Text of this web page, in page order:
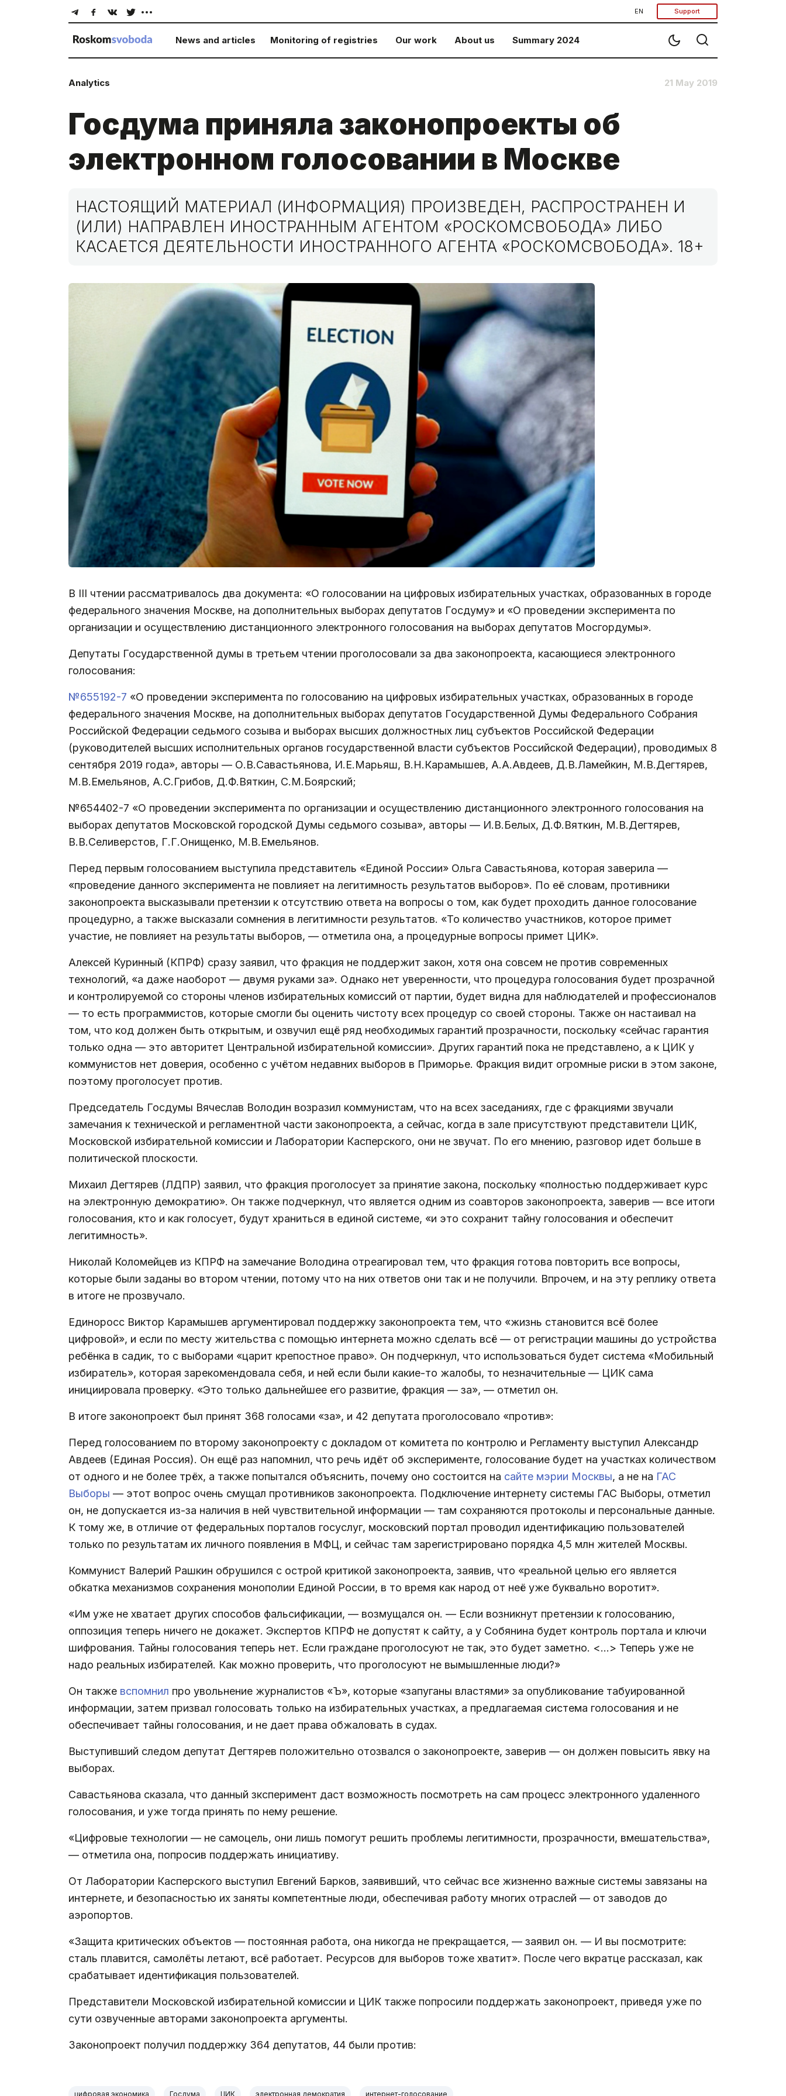
EN Support
News and articles Monitoring of registries Our work About us Summary 2024
Analytics 21 May 2019
Госдума приняла законопроекты об
электронном голосовании в Москве
НАСТОЯЩИЙ МАТЕРИАЛ (ИНФОРМАЦИЯ) ПРОИЗВЕДЕН, РАСПРОСТРАНЕН И
(ИЛИ) НАПРАВЛЕН ИНОСТРАННЫМ АГЕНТОМ «РОСКОМСВОБОДА» ЛИБО
КАСАЕТСЯ ДЕЯТЕЛЬНОСТИ ИНОСТРАННОГО АГЕНТА «РОСКОМСВОБОДА». 18+
В III чтении рассматривалось два документа: «О голосовании на цифровых избирательных участках, образованных в городе
федерального значения Москве, на дополнительных выборах депутатов Госдуму» и «О проведении эксперимента по
организации и осуществлению дистанционного электронного голосования на выборах депутатов Мосгордумы».
Депутаты Государственной думы в третьем чтении проголосовали за два законопроекта, касающиеся электронного
голосования:
№655192-7 «О проведении эксперимента по голосованию на цифровых избирательных участках, образованных в городе
федерального значения Москве, на дополнительных выборах депутатов Государственной Думы Федерального Собрания
Российской Федерации седьмого созыва и выборах высших должностных лиц субъектов Российской Федерации
(руководителей высших исполнительных органов государственной власти субъектов Российской Федерации), проводимых 8
сентября 2019 года», авторы — О.В.Савастьянова, И.Е.Марьяш, В.Н.Карамышев, А.А.Авдеев, Д.В.Ламейкин, М.В.Дегтярев,
М.В.Емельянов, А.С.Грибов, Д.Ф.Вяткин, С.М.Боярский;
№654402-7 «О проведении эксперимента по организации и осуществлению дистанционного электронного голосования на
выборах депутатов Московской городской Думы седьмого созыва», авторы — И.В.Белых, Д.Ф.Вяткин, М.В.Дегтярев,
В.В.Селиверстов, Г.Г.Онищенко, М.В.Емельянов.
Перед первым голосованием выступила представитель «Единой России» Ольга Савастьянова, которая заверила —
«проведение данного эксперимента не повлияет на легитимность результатов выборов». По её словам, противники
законопроекта высказывали претензии к отсутствию ответа на вопросы о том, как будет проходить данное голосование
процедурно, а также высказали сомнения в легитимности результатов. «То количество участников, которое примет
участие, не повлияет на результаты выборов, — отметила она, а процедурные вопросы примет ЦИК».
Алексей Куринный (КПРФ) сразу заявил, что фракция не поддержит закон, хотя она совсем не против современных
технологий, «а даже наоборот — двумя руками за». Однако нет уверенности, что процедура голосования будет прозрачной
и контролируемой со стороны членов избирательных комиссий от партии, будет видна для наблюдателей и профессионалов
— то есть программистов, которые смогли бы оценить чистоту всех процедур со своей стороны. Также он настаивал на
том, что код должен быть открытым, и озвучил ещё ряд необходимых гарантий прозрачности, поскольку «сейчас гарантия
только одна — это авторитет Центральной избирательной комиссии». Других гарантий пока не представлено, а к ЦИК у
коммунистов нет доверия, особенно с учётом недавних выборов в Приморье. Фракция видит огромные риски в этом законе,
поэтому проголосует против.
Председатель Госдумы Вячеслав Володин возразил коммунистам, что на всех заседаниях, где с фракциями звучали
замечания к технической и регламентной части законопроекта, а сейчас, когда в зале присутствуют представители ЦИК,
Московской избирательной комиссии и Лаборатории Касперского, они не звучат. По его мнению, разговор идет больше в
политической плоскости.
Михаил Дегтярев (ЛДПР) заявил, что фракция проголосует за принятие закона, поскольку «полностью поддерживает курс
на электронную демократию». Он также подчеркнул, что является одним из соавторов законопроекта, заверив — все итоги
голосования, кто и как голосует, будут храниться в единой системе, «и это сохранит тайну голосования и обеспечит
легитимность».
Николай Коломейцев из КПРФ на замечание Володина отреагировал тем, что фракция готова повторить все вопросы,
которые были заданы во втором чтении, потому что на них ответов они так и не получили. Впрочем, и на эту реплику ответа
в итоге не прозвучало.
Единоросс Виктор Карамышев аргументировал поддержку законопроекта тем, что «жизнь становится всё более
цифровой», и если по месту жительства с помощью интернета можно сделать всё — от регистрации машины до устройства
ребёнка в садик, то с выборами «царит крепостное право». Он подчеркнул, что использоваться будет система «Мобильный
избиратель», которая зарекомендовала себя, и ней если были какие-то жалобы, то незначительные — ЦИК сама
инициировала проверку. «Это только дальнейшее его развитие, фракция — за», — отметил он.
В итоге законопроект был принят 368 голосами «за», и 42 депутата проголосовало «против»:
Перед голосованием по второму законопроекту с докладом от комитета по контролю и Регламенту выступил Александр
Авдеев (Единая Россия). Он ещё раз напомнил, что речь идёт об эксперименте, голосование будет на участках количеством
от одного и не более трёх, а также попытался объяснить, почему оно состоится на сайте мэрии Москвы, а не на ГАС
Выборы — этот вопрос очень смущал противников законопроекта. Подключение интернету системы ГАС Выборы, отметил
он, не допускается из-за наличия в ней чувствительной информации — там сохраняются протоколы и персональные данные.
К тому же, в отличие от федеральных порталов госуслуг, московский портал проводил идентификацию пользователей
только по результатам их личного появления в МФЦ, и сейчас там зарегистрировано порядка 4,5 млн жителей Москвы.
Коммунист Валерий Рашкин обрушился с острой критикой законопроекта, заявив, что «реальной целью его является
обкатка механизмов сохранения монополии Единой России, в то время как народ от неё уже буквально воротит».
«Им уже не хватает других способов фальсификации, — возмущался он. — Если возникнут претензии к голосованию,
оппозиция теперь ничего не докажет. Экспертов КПРФ не допустят к сайту, а у Собянина будет контроль портала и ключи
шифрования. Тайны голосования теперь нет. Если граждане проголосуют не так, это будет заметно. <…> Теперь уже не
надо реальных избирателей. Как можно проверить, что проголосуют не вымышленные люди?»
Он также вспомнил про увольнение журналистов «Ъ», которые «запуганы властями» за опубликование табуированной
информации, затем призвал голосовать только на избирательных участках, а предлагаемая система голосования и не
обеспечивает тайны голосования, и не дает права обжаловать в судах.
Выступивший следом депутат Дегтярев положительно отозвался о законопроекте, заверив — он должен повысить явку на
выборах.
Савастьянова сказала, что данный зксперимент даст возможность посмотреть на сам процесс электронного удаленного
голосования, и уже тогда принять по нему решение.
«Цифровые технологии — не самоцель, они лишь помогут решить проблемы легитимности, прозрачности, вмешательства»,
— отметила она, попросив поддержать инициативу.
От Лаборатории Касперского выступил Евгений Барков, заявивший, что сейчас все жизненно важные системы завязаны на
интернете, и безопасностью их заняты компетентные люди, обеспечивая работу многих отраслей — от заводов до
аэропортов.
«Защита критических объектов — постоянная работа, она никогда не прекращается, — заявил он. — И вы посмотрите:
сталь плавится, самолёты летают, всё работает. Ресурсов для выборов тоже хватит». После чего вкратце рассказал, как
срабатывает идентификация пользователей.
Представители Московской избирательной комиссии и ЦИК также попросили поддержать законопроект, приведя уже по
сути озвученные авторами законопроекта аргументы.
Законопроект получил поддержку 364 депутатов, 44 были против:
цифровая экономика Госдума ЦИК электронная демократия интернет-голосование